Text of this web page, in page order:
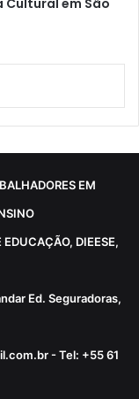
EM
DIEESE,
Ed. Seguradoras,
- Tel: +55 61